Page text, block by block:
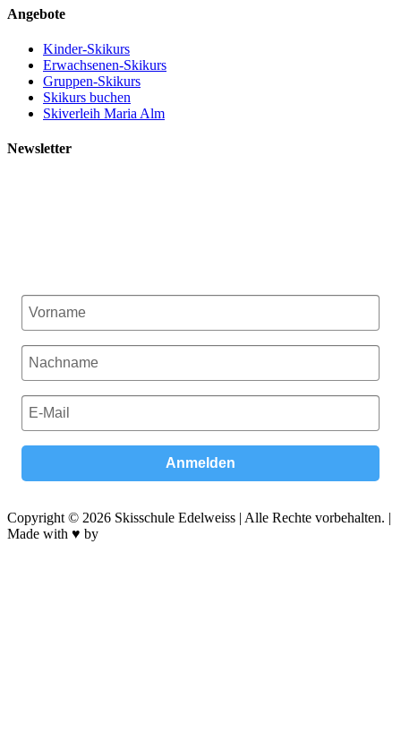
Angebote
Kinder-Skikurs
Erwachsenen-Skikurs
Gruppen-Skikurs
Skikurs buchen
Skiverleih Maria Alm
Newsletter
Anmelden
Copyright © 2026 Skisschule Edelweiss | Alle Rechte vorbehalten. |
Made with ♥ by